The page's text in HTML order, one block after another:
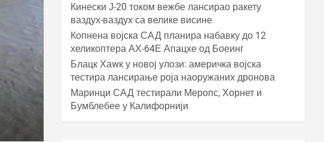
Кинески Ј-20 током вежбе лансирао ракету
ваздух-ваздух са велике висине
Копнена војска САД планира набавку до 12
хеликоптера АХ-64Е Апацхе од Боеинг
Блацк Хаwк у новој улози: америчка војска
тестира лансирање роја наоружаних дронова
Маринци САД тестирали Меропс, Хорнет и
Бумблебее у Калифорнији